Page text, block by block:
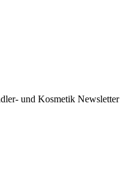
und Kosmetik Newsletter